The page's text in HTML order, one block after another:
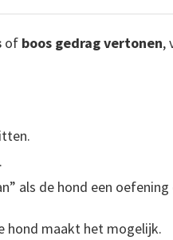
of boos gedrag vertonen,
als de hond een
hond maakt het mogelijk.